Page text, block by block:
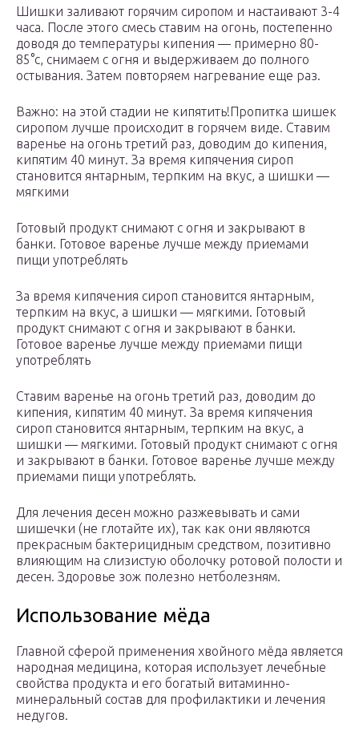
Шишки заливают горячим сиропом и настаивают 3-4
часа. После этого смесь ставим на огонь, постепенно
доводя до температуры кипения — примерно 80-
85°с, снимаем с огня и выдерживаем до полного
остывания. Затем повторяем нагревание еще раз.
Важно: на этой стадии не кипятить!Пропитка шишек
сиропом лучше происходит в горячем виде. Ставим
варенье на огонь третий раз, доводим до кипения,
кипятим 40 минут. За время кипячения сироп
становится янтарным, терпким на вкус, а шишки —
мягкими
Готовый продукт снимают с огня и закрывают в
банки. Готовое варенье лучше между приемами
пищи употреблять
За время кипячения сироп становится янтарным,
терпким на вкус, а шишки — мягкими. Готовый
продукт снимают с огня и закрывают в банки.
Готовое варенье лучше между приемами пищи
употреблять
Ставим варенье на огонь третий раз, доводим до
кипения, кипятим 40 минут. За время кипячения
сироп становится янтарным, терпким на вкус, а
шишки — мягкими. Готовый продукт снимают с огня
и закрывают в банки. Готовое варенье лучше между
приемами пищи употреблять.
Для лечения десен можно разжевывать и сами
шишечки (не глотайте их), так как они являются
прекрасным бактерицидным средством, позитивно
влияющим на слизистую оболочку ротовой полости и
десен. Здоровье зож полезно нетболезням.
Использование мёда
Главной сферой применения хвойного мёда является
народная медицина, которая использует лечебные
свойства продукта и его богатый витаминно-
минеральный состав для профилактики и лечения
недугов.